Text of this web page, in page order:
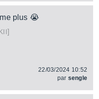
plus 😭
]
22/03/2024 10:52
par sengle